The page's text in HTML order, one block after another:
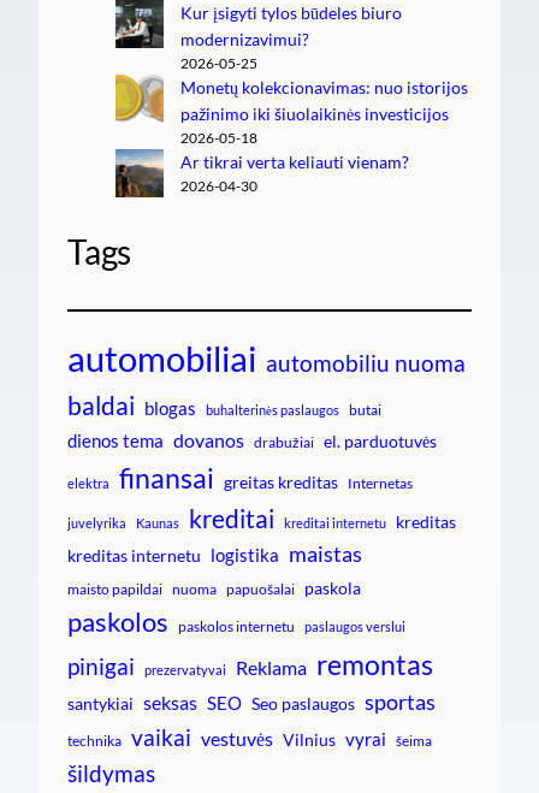
Kur įsigyti tylos būdeles biuro
modernizavimui?
2026-05-25
Monetų kolekcionavimas: nuo istorijos
pažinimo iki šiuolaikinės investicijos
2026-05-18
Ar tikrai verta keliauti vienam?
2026-04-30
Tags
automobiliai automobiliu nuoma
baldai blogas buhalterinės paslaugos butai
dienos tema dovanos drabužiai el. parduotuvės
elektra finansai greitas kreditas Internetas
juvelyrika Kaunas kreditai kreditai internetu
kreditas
kreditas internetu logistika maistas
maisto papildai nuoma papuošalai paskola
paskolos paskolos internetu paslaugos verslui
pinigai prezervatyvai Reklama remontas
santykiai seksas SEO Seo paslaugos sportas
technika vaikai vestuvės Vilnius vyrai šeima
šildymas